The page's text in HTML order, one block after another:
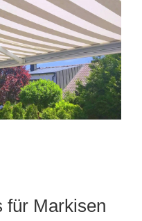
für Markisen